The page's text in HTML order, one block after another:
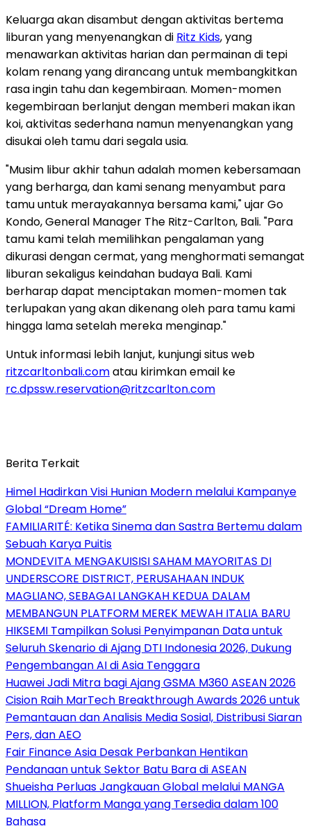
Keluarga akan disambut dengan aktivitas bertema
liburan yang menyenangkan di Ritz Kids, yang
menawarkan aktivitas harian dan permainan di tepi
kolam renang yang dirancang untuk membangkitkan
rasa ingin tahu dan kegembiraan. Momen-momen
kegembiraan berlanjut dengan memberi makan ikan
koi, aktivitas sederhana namun menyenangkan yang
disukai oleh tamu dari segala usia.
"Musim libur akhir tahun adalah momen kebersamaan
yang berharga, dan kami senang menyambut para
tamu untuk merayakannya bersama kami," ujarGo
Kondo, General Manager The Ritz-Carlton, Bali. "Para
tamu kami telah memilihkan pengalaman yang
dikurasi dengan cermat, yang menghormati semangat
liburan sekaligus keindahan budaya Bali. Kami
berharap dapat menciptakan momen-momen tak
terlupakan yang akan dikenang oleh para tamu kami
hingga lama setelah mereka menginap."
Untuk informasi lebih lanjut, kunjungi situs web
ritzcarltonbali.comatau kirimkanemail ke
rc.dpssw.reservation@ritzcarlton.com
Berita Terkait
Himel Hadirkan Visi Hunian Modern melalui Kampanye
Global “Dream Home”
FAMILIARITÉ: Ketika Sinema dan Sastra Bertemu dalam
Sebuah Karya Puitis
MONDEVITA MENGAKUISISI SAHAM MAYORITAS DI
UNDERSCORE DISTRICT, PERUSAHAAN INDUK
MAGLIANO, SEBAGAI LANGKAH KEDUA DALAM
MEMBANGUN PLATFORM MEREK MEWAH ITALIA BARU
HIKSEMI Tampilkan Solusi Penyimpanan Data untuk
Seluruh Skenario di Ajang DTI Indonesia 2026, Dukung
Pengembangan AI di Asia Tenggara
Huawei Jadi Mitra bagi Ajang GSMA M360 ASEAN 2026
Cision Raih MarTech Breakthrough Awards 2026 untuk
Pemantauan dan Analisis Media Sosial, Distribusi Siaran
Pers, dan AEO
Fair Finance Asia Desak Perbankan Hentikan
Pendanaan untuk Sektor Batu Bara di ASEAN
Shueisha Perluas Jangkauan Global melalui MANGA
MILLION, Platform Manga yang Tersedia dalam 100
Bahasa